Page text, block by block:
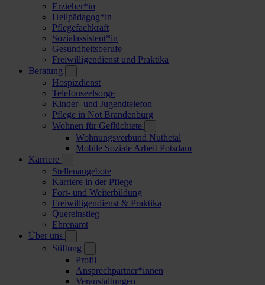
Erzieher*in
Heilpädagog*in
Pflegefachkraft
Sozialassistent*in
Gesundheitsberufe
Freiwilligendienst und Praktika
Beratung
Hospizdienst
Telefonseelsorge
Kinder- und Jugendtelefon
Pflege in Not Brandenburg
Wohnen für Geflüchtete
Wohnungsverbund Nuthetal
Mobile Soziale Arbeit Potsdam
Karriere
Stellenangebote
Karriere in der Pflege
Fort- und Weiterbildung
Freiwilligendienst & Praktika
Quereinstieg
Ehrenamt
Über uns
Stiftung
Profil
Ansprechpartner*innen
Veranstaltungen